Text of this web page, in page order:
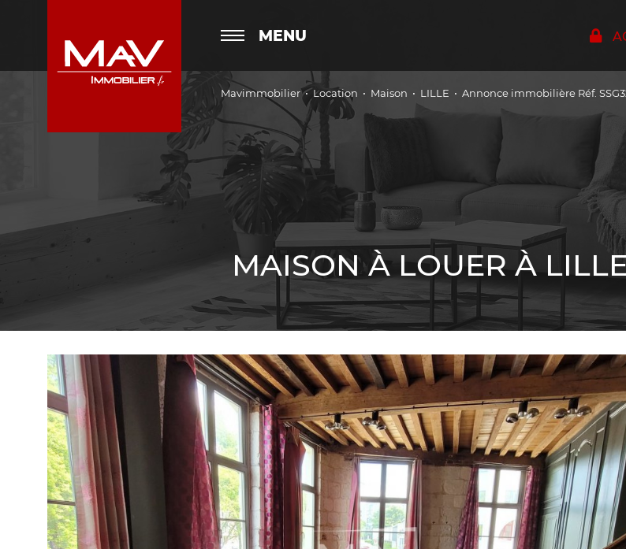
MENU
Mavimmobilier Location Maison LILLE Annonce immobilière Réf.
MAISON À LOUER À